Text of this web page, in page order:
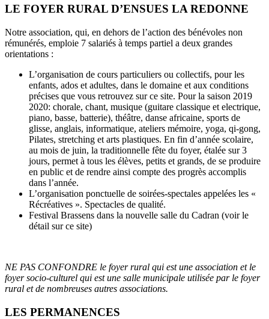
LE FOYER RURAL D’ENSUES LA REDONNE
Notre association, qui, en dehors de l’action des bénévoles non
rémunérés, emploie 7 salariés à temps partiel a deux grandes
orientations :
L’organisation de cours particuliers ou collectifs, pour les
enfants, ados et adultes, dans le domaine et aux conditions
précises que vous retrouvez sur ce site. Pour la saison 2019
2020: chorale, chant, musique (guitare classique et electrique,
piano, basse, batterie), théâtre, danse africaine, sports de
glisse, anglais, informatique, ateliers mémoire, yoga, qi-gong,
Pilates, stretching et arts plastiques. En fin d’année scolaire,
au mois de juin, la traditionnelle fête du foyer, étalée sur 3
jours, permet à tous les élèves, petits et grands, de se produire
en public et de rendre ainsi compte des progrès accomplis
dans l’année.
L’organisation ponctuelle de soirées-spectales appelées les «
Récréatives ». Spectacles de qualité.
Festival Brassens dans la nouvelle salle du Cadran (voir le
détail sur ce site)
NE PAS CONFONDRE le foyer rural qui est une association et le
foyer socio-culturel qui est une salle municipale utilisée par le foyer
rural et de nombreuses autres associations.
LES PERMANENCES